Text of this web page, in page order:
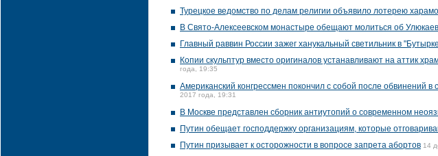
Турецкое ведомство по делам религии объявило лотерею
В Свято-Алексеевском монастыре обещают молиться об
Главный раввин России зажег ханукальный светильник в
Копии скульптур вместо оригиналов устанавливают на аттик
года, 19:35
Американский конгрессмен покончил с собой после обвинений
2017 года, 19:31
В Москве представлен сборник антиутопий о современном
Путин обещает господдержку организациям, которые
Путин призывает к осторожности в вопросе запрета абортов 14